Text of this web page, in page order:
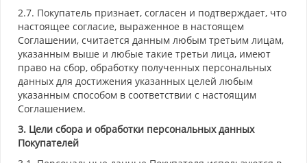
2.7. Покупатель признает, согласен и подтверждает, что
настоящее согласие, выраженное в настоящем
Соглашении, считается данным любым третьим лицам,
указанным выше и любые такие третьи лица, имеют
право на сбор, обработку полученных персональных
данных для достижения указанных целей любым
указанным способом в соответствии с настоящим
Соглашением.
3. Цели сбора и обработки персональных данных
Покупателей